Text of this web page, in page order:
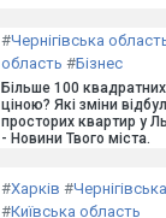
#Чернігівська
область #Бізнес
Більше 100
ціною? Які зміни
просторих квартир у
- Новини Твого міста.
#Харків #
#Київська область